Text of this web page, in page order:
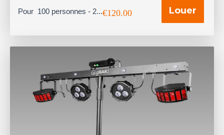
Pour 100 personnes - 2...€120.00 Louer